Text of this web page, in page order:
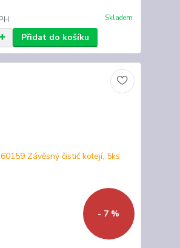
Skladem
Přidat do košíku
- 7 %